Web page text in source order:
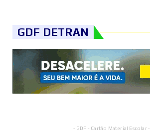
GDF DETRAN
- GDF - Cartão Material Escolar -